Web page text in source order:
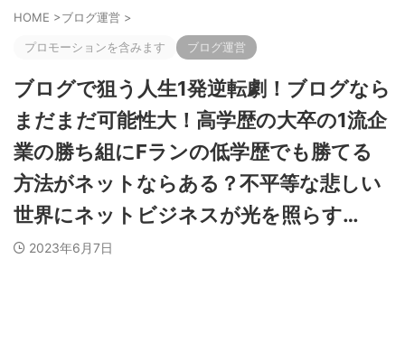
HOME >ブログ運営 >
プロモーションを含みます ブログ運営
ブログで狙う人生1発逆転劇！ブログなら
まだまだ可能性大！高学歴の大卒の1流企
業の勝ち組にFランの低学歴でも勝てる
方法がネットならある？不平等な悲しい
世界にネットビジネスが光を照らす…
2023年6月7日